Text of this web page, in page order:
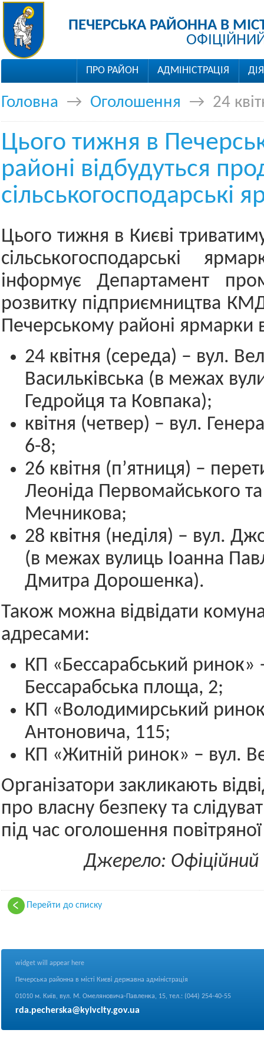
ПЕЧЕРСЬКА РАЙОННА В
ПРО РАЙОН АДМІНІСТРАЦІЯ
Головна → Оголошення → 24
Цього тижня в
районі відбудуться
сільськогосподарські
Цього тижня в Києві
сільськогосподарські
інформує Департамент
розвитку підприємництва
Печерському районі ярмарки
24 квітня (середа) – вул.
Васильківська (в межах
Гедройця та Ковпака);
квітня (четвер) – вул.
6-8;
26 квітня (п’ятниця) –
Леоніда Первомайського та
Мечникова;
28 квітня (неділя) – вул.
(в межах вулиць Іоанна
Дмитра Дорошенка).
Також можна відвідати
адресами:
КП «Бессарабський ринок»
Бессарабська площа, 2;
КП «Володимирський
Антоновича, 115;
КП «Житній ринок» – вул.
Організатори закликають
про власну безпеку та
під час оголошення
Джерело:
Перейти до списку
widget will appear here
Печерська районна в місті Києві державна адміністрація
01010 м. Київ, вул. М. Омеляновича-Павленка, 15, тел.: (044) 254-40-55
rda.pecherska@kyivcity.gov.ua